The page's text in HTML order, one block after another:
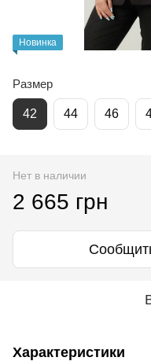
Новинка
Размер
42 44 46
Нет в наличии
2 665 грн
Характеристики